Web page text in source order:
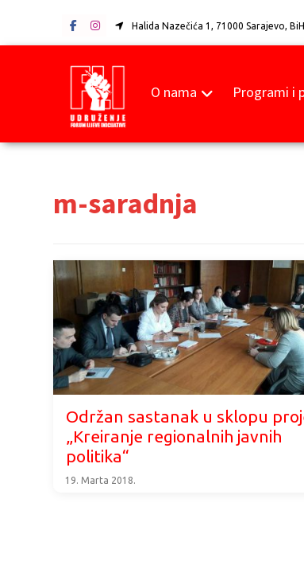
Halida Nazečića 1, 71000 Sarajevo, BiH
O nama Programi i
m-saradnja
Održan sastanak u sklopu
„Kreiranje regionalnih javnih
politika“
19. Marta 2018.